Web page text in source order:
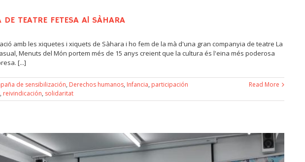
DE TEATRE FETESA Al SÀHARA
amb les xiquetes i xiquets de Sàhara i ho fem de la mà d'una gran companyia de teatre La
Menuts del Món portem més de 15 anys creient que la cultura és l'eina més poderosa
[...]
de sensibilización, Derechos humanos, Infancia, participación
, reivindicación, solidaritat
Read More